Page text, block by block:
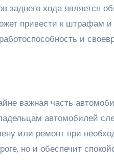
заднего хода является
привести к штрафам
и
важная часть
автомобилей
или ремонт при
но и обеспечит